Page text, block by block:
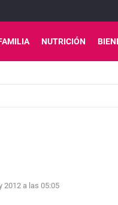
NUTRICIÓN
2012 a las 05:05